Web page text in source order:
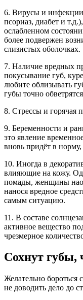
6. Вирусы и
псориаз, диабет и
ослабленном
более подвержен
слизистых оболочках.
7. Наличие вредных
покусывание губ,
любите облизывать
губы точно
8. Стрессы и горячая
9. Беременности и
это явление
вновь придёт в норму,
10. Иногда в
влияющие на кожу.
помады, женщины
нанося вредное
самым ситуацию.
11. В составе
активное вещество
чрезмерное
Сохнут губы,
Желательно бороться
не доводить дело до